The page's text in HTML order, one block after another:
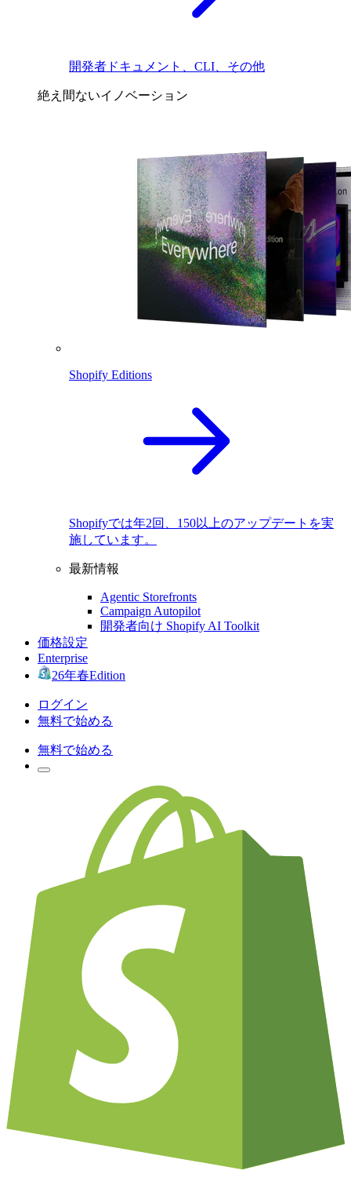
開発者ドキュメント、CLI、その他
絶え間ないイノベーション
Shopify Editions
Shopifyでは年2回、150以上のアップデートを実
施しています。
最新情報
Agentic Storefronts
Campaign Autopilot
開発者向け Shopify AI Toolkit
価格設定
Enterprise
26年春Edition
ログイン
無料で始める
無料で始める